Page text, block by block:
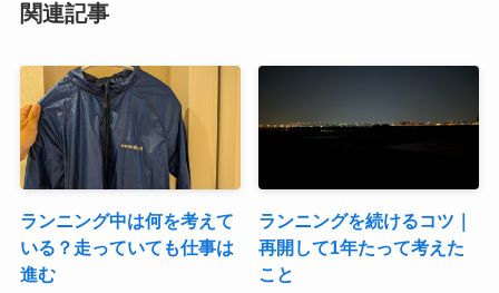
関連記事
ランニング中は何を考えて
いる？走っていても仕事は
進む
ランニングを続けるコツ｜
再開して1年たって考えた
こと